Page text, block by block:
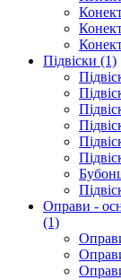
Підвіски (1)
Оправи -
(1)